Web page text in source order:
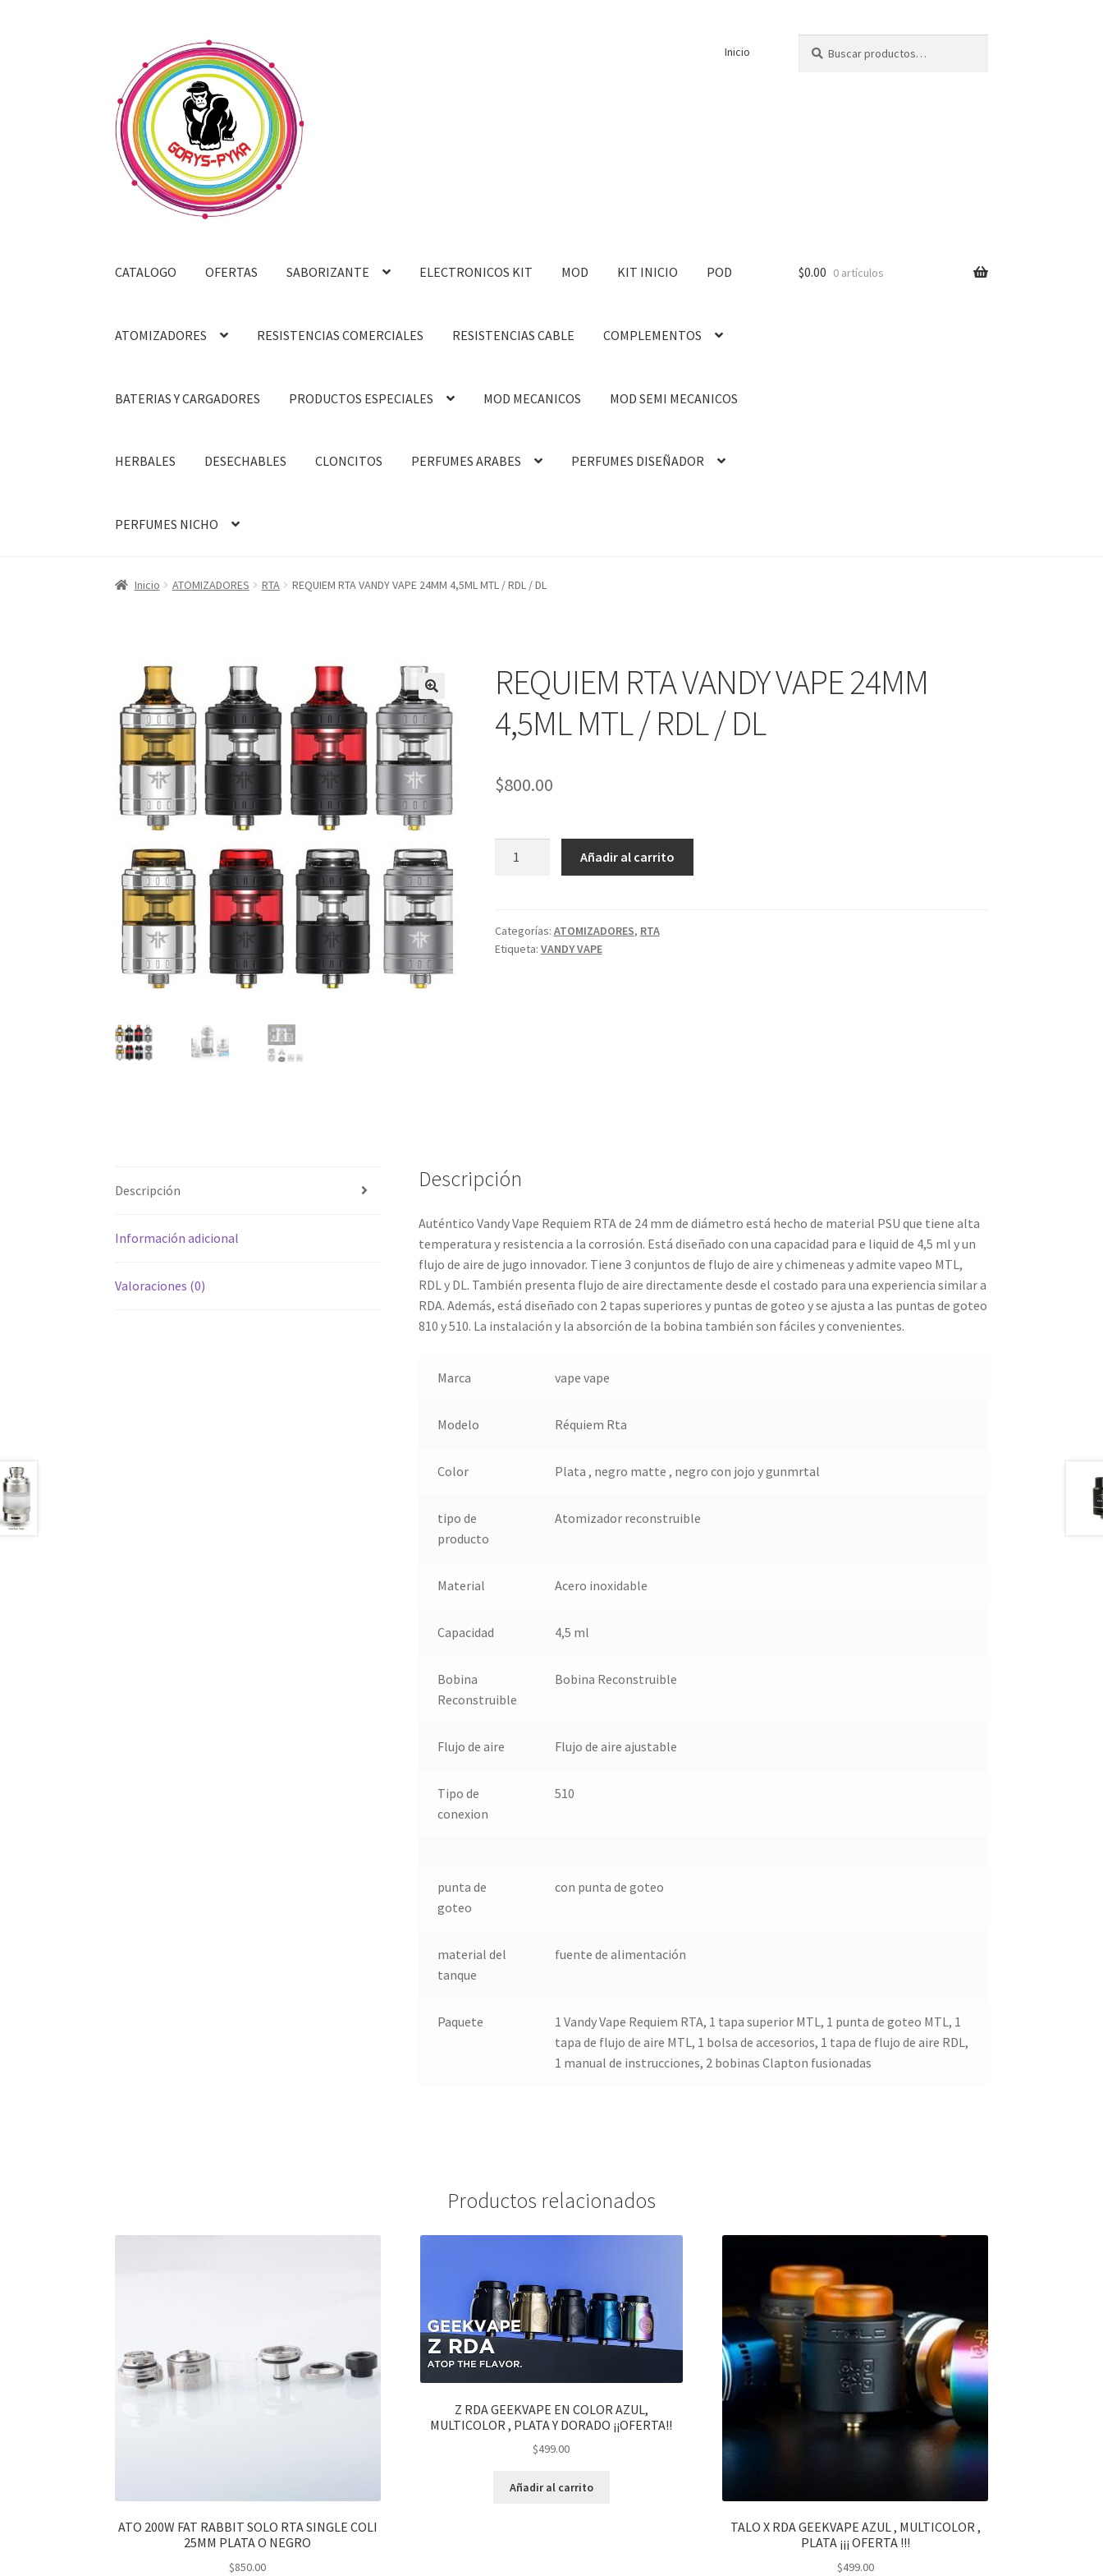
navegación
contenido
Inicio
por:
CATALOGO OFERTAS SABORIZANTE ELECTRONICOS KIT MOD KIT INICIO POD
ATOMIZADORES RESISTENCIAS COMERCIALES RESISTENCIAS CABLE COMPLEMENTOS
BATERIAS Y CARGADORES PRODUCTOS ESPECIALES MOD MECANICOS MOD SEMI MECANICOS
HERBALES DESECHABLES CLONCITOS PERFUMES ARABES PERFUMES DISEÑADOR
PERFUMES NICHO
$0.00 0 artículos
Inicio ATOMIZADORES RTA REQUIEM RTA VANDY VAPE 24MM 4,5ML MTL / RDL / DL
REQUIEM RTA VANDY VAPE 24MM
4,5ML MTL / RDL / DL
$800.00
24MM
4,5ML
Añadir al carrito
Categorías: ATOMIZADORES, RTA
Etiqueta: VANDY VAPE
Descripción
Información adicional
Valoraciones (0)
Descripción
Auténtico Vandy Vape Requiem RTA de 24 mm de diámetro está hecho de material PSU que tiene alta
temperatura y resistencia a la corrosión. Está diseñado con una capacidad para e liquid de 4,5 ml y un
flujo de aire de jugo innovador. Tiene 3 conjuntos de flujo de aire y chimeneas y admite vapeo MTL,
RDL y DL. También presenta flujo de aire directamente desde el costado para una experiencia similar a
RDA.Además, está diseñado con 2 tapas superiores y puntas de goteo y se ajusta a las puntas de goteo
810 y 510. La instalación y la absorción de la bobina también son fáciles y convenientes.
Marca vape vape
Modelo Réquiem Rta
Color Plata , negro matte , negro con jojo y gunmrtal
tipo de
producto
Atomizador reconstruible
Material Acero inoxidable
Capacidad 4,5 ml
Bobina
Reconstruible
Bobina Reconstruible
Flujo de aire Flujo de aire ajustable
Tipo de
conexion
510
punta de
goteo
con punta de goteo
material del
tanque
fuente de alimentación
Paquete
1 Vandy Vape Requiem RTA, 1 tapa superior MTL, 1 punta de goteo MTL, 1
tapa de flujo de aire MTL, 1 bolsa de accesorios, 1 tapa de flujo de aire RDL,
1 manual de instrucciones, 2 bobinas Clapton fusionadas
Productos relacionados
ATO 200W FAT RABBIT SOLO RTA SINGLE COLI
25MM PLATA O NEGRO
$850.00
Z RDA GEEKVAPE EN COLOR AZUL,
MULTICOLOR , PLATA Y DORADO ¡¡OFERTA!!
$499.00
Añadir al carrito
TALO X RDA GEEKVAPE AZUL , MULTICOLOR ,
PLATA ¡¡¡ OFERTA !!!
$499.00